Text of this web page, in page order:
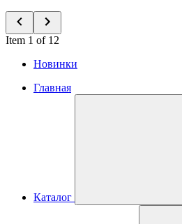
Item 1 of 12
Новинки
Главная
Каталог